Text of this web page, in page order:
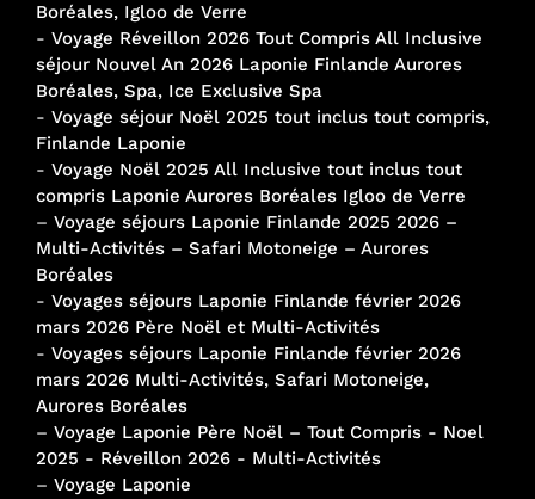
Boréales, Igloo de Verre
- Voyage Réveillon 2026 Tout Compris All Inclusive
séjour Nouvel An 2026 Laponie Finlande Aurores
Boréales, Spa, Ice Exclusive Spa
- Voyage séjour Noël 2025 tout inclus tout compris,
Finlande Laponie
- Voyage Noël 2025 All Inclusive tout inclus tout
compris Laponie Aurores Boréales Igloo de Verre
– Voyage séjours Laponie Finlande 2025 2026 –
Multi-Activités – Safari Motoneige – Aurores
Boréales
- Voyages séjours Laponie Finlande février 2026
mars 2026 Père Noël et Multi-Activités
- Voyages séjours Laponie Finlande février 2026
mars 2026 Multi-Activités, Safari Motoneige,
Aurores Boréales
– Voyage Laponie Père Noël – Tout Compris - Noel
2025 - Réveillon 2026 - Multi-Activités
– Voyage Laponie